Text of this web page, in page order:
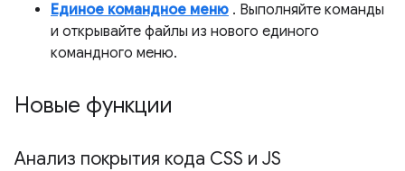
Единое командное меню . Выполняйте команды
и открывайте файлы из нового единого
командного меню.
Новые функции
Анализ покрытия кода CSS и JS